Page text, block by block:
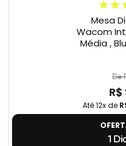
Mesa
Wacom
Média ,
De
Até 12x de
1